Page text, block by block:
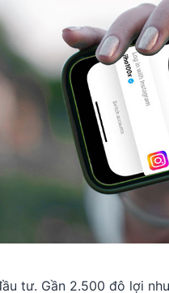
tư. Gần 2.500 đô lợi